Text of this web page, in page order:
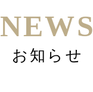
NEWS
お知らせ